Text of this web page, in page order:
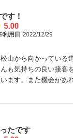
す！
5.00
利用日 2022/12/29
山から向かっている
も気持ちの良い接客
ます。また機会があ
たです